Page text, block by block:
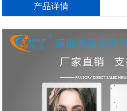
产品详情